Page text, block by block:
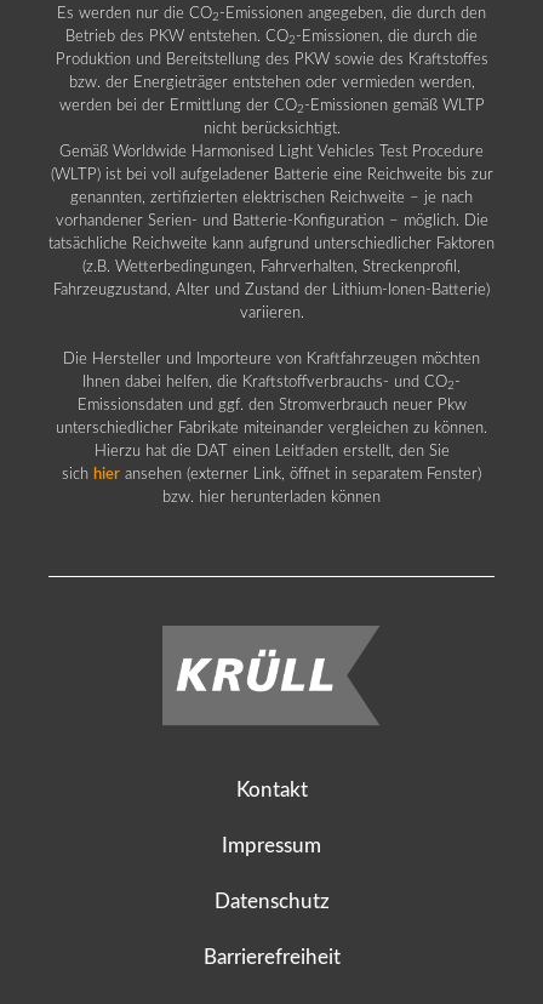
Es werden nur die CO2 -Emissionen angegeben, die durch den
Betrieb des PKW entstehen. CO2 -Emissionen, die durch die
Produktion und Bereitstellung des PKW sowie des Kraftstoffes
bzw. der Energieträger entstehen oder vermieden werden,
werden bei der Ermittlung der CO2 -Emissionen gemäß WLTP
nicht berücksichtigt.
Gemäß Worldwide Harmonised Light Vehicles Test Procedure
(WLTP) ist bei voll aufgeladener Batterie eine Reichweite bis zur
genannten, zertifizierten elektrischen Reichweite – je nach
vorhandener Serien- und Batterie-Konfiguration – möglich. Die
tatsächliche Reichweite kann aufgrund unterschiedlicher Faktoren
(z.B. Wetterbedingungen, Fahrverhalten, Streckenprofil,
Fahrzeugzustand, Alter und Zustand der Lithium-Ionen-Batterie)
variieren.
Die Hersteller und Importeure von Kraftfahrzeugen möchten
Ihnen dabei helfen, die Kraftstoffverbrauchs- und CO2 -
Emissionsdaten und ggf. den Stromverbrauch neuer Pkw
unterschiedlicher Fabrikate miteinander vergleichen zu können.
Hierzu hat die DAT einen Leitfaden erstellt, den Sie
sich hier ansehen (externer Link, öffnet in separatem Fenster)
bzw. hier herunterladen können
Kontakt
Impressum
Datenschutz
Barrierefreiheit